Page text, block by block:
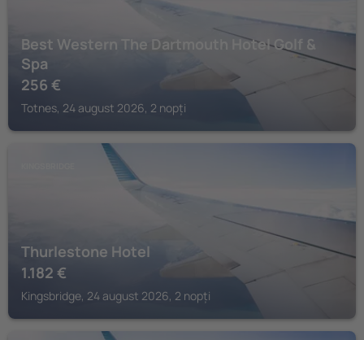
Best Western The Dartmouth Hotel Golf &
Spa
256 €
Totnes, 24 august 2026, 2 nopți
Thurlestone Hotel
1.182 €
Kingsbridge, 24 august 2026, 2 nopți